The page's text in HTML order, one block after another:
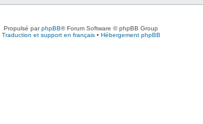
Propulsé parphpBB® Forum Software © phpBB Group
Traduction et support en français• Hébergement phpBB